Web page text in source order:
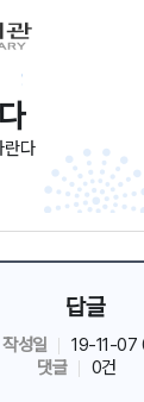
란다
답글
작성일 19-11-07
댓글
0건